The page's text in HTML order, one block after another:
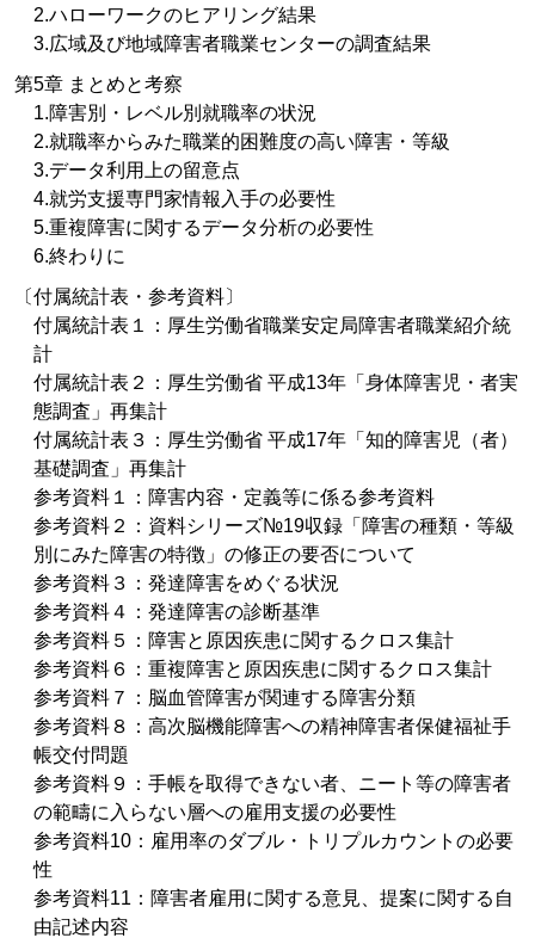
2.ハローワークのヒアリング結果
3.広域及び地域障害者職業センターの調査結果
第5章 まとめと考察
1.障害別・レベル別就職率の状況
2.就職率からみた職業的困難度の高い障害・等級
3.データ利用上の留意点
4.就労支援専門家情報入手の必要性
5.重複障害に関するデータ分析の必要性
6.終わりに
〔付属統計表・参考資料〕
付属統計表１：厚生労働省職業安定局障害者職業紹介統
計
付属統計表２：厚生労働省 平成13年「身体障害児・者実
態調査」再集計
付属統計表３：厚生労働省 平成17年「知的障害児（者）
基礎調査」再集計
参考資料１：障害内容・定義等に係る参考資料
参考資料２：資料シリーズ№19収録「障害の種類・等級
別にみた障害の特徴」の修正の要否について
参考資料３：発達障害をめぐる状況
参考資料４：発達障害の診断基準
参考資料５：障害と原因疾患に関するクロス集計
参考資料６：重複障害と原因疾患に関するクロス集計
参考資料７：脳血管障害が関連する障害分類
参考資料８：高次脳機能障害への精神障害者保健福祉手
帳交付問題
参考資料９：手帳を取得できない者、ニート等の障害者
の範疇に入らない層への雇用支援の必要性
参考資料10：雇用率のダブル・トリプルカウントの必要
性
参考資料11：障害者雇用に関する意見、提案に関する自
由記述内容